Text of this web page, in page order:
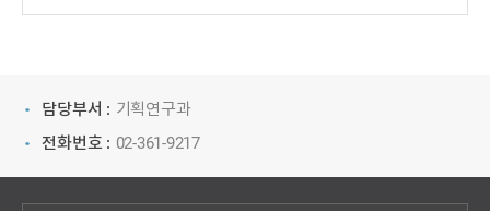
담당부서 : 기획연구과
전화번호 : 02-361-9217